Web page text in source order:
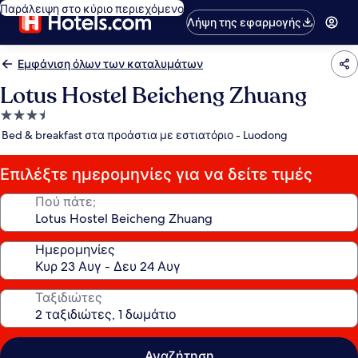
Παράλειψη στο κύριο περιεχόμενο
Λήψη της εφαρμογής
Εμφάνιση όλων των καταλυμάτων
Lotus Hostel Beicheng Zhuang
Κατάλυμα
με
αστέρια
Bed & breakfast στα προάστια με εστιατόριο - Luodong
Επιλέξτε ημερομηνίες για να δείτε τιμές
Πού πάτε;
Ημερομηνίες
Ταξιδιώτες